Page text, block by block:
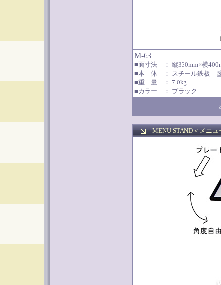
M-63
■面寸法 ： 縦330mm×横
■本 体 ： スチール鉄板
■重 量 ： 7.0kg
■カラー ： ブラック
MENU STAND＜メニュ